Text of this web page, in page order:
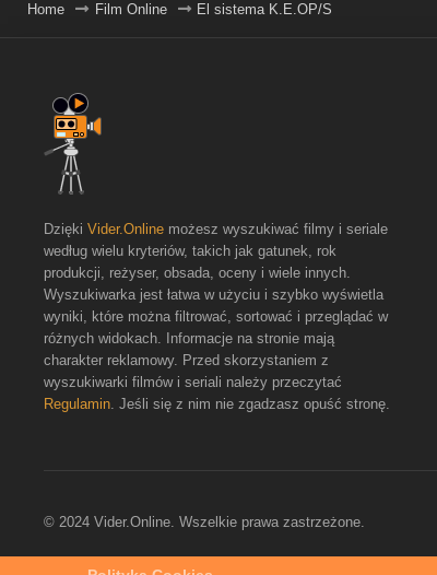
Home Film Online El sistema K.E.OP/S
Dzięki Vider.Online możesz wyszukiwać filmy i seriale
według wielu kryteriów, takich jak gatunek, rok
produkcji, reżyser, obsada, oceny i wiele innych.
Wyszukiwarka jest łatwa w użyciu i szybko wyświetla
wyniki, które można filtrować, sortować i przeglądać w
różnych widokach. Informacje na stronie mają
charakter reklamowy. Przed skorzystaniem z
wyszukiwarki filmów i seriali należy przeczytać
Regulamin. Jeśli się z nim nie zgadzasz opuść stronę.
© 2024 Vider.Online. Wszelkie prawa zastrzeżone.